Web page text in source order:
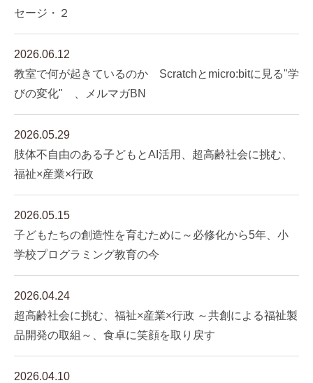
セージ・２
2026.06.12
教室で何が起きているのか Scratchとmicro:bitに見る"学
びの変化" 、メルマガBN
2026.05.29
肢体不自由のある子どもとAI活用、超高齢社会に挑む、
福祉×産業×行政
2026.05.15
子どもたちの創造性を育むために～必修化から5年、小
学校プログラミング教育の今
2026.04.24
超高齢社会に挑む、福祉×産業×行政 ～共創による福祉製
品開発の取組～、食卓に笑顔を取り戻す
2026.04.10